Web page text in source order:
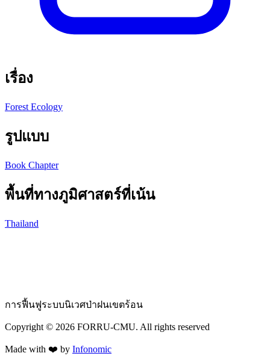
เรื่อง
Forest Ecology
รูปแบบ
Book Chapter
พื้นที่ทางภูมิศาสตร์ที่เน้น
Thailand
การฟื้นฟูระบบนิเวศป่าฝนเขตร้อน
Copyright © 2026 FORRU-CMU. All rights reserved
Made with ❤️ by Infonomic